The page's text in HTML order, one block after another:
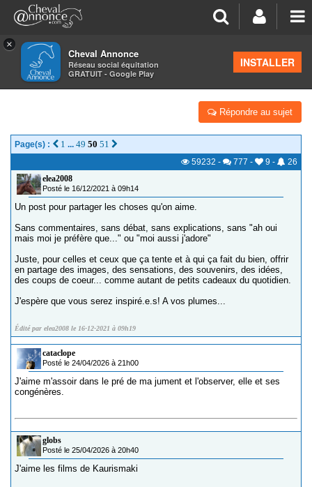
×
Cheval Annonce
Réseau social équitation
GRATUIT - Google Play
INSTALLER
>Salon de thé
J'AIME...
Répondre au sujet
Page(s) : 1 ... 49 50 51
59232 - 777 - 9 -
26
elea2008
Posté le 16/12/2021 à 09h14
Un post pour partager les choses qu'on aime.
Sans commentaires, sans débat, sans explications, sans "ah oui
mais moi je préfère que..." ou "moi aussi j'adore"
Juste, pour celles et ceux que ça tente et à qui ça fait du bien, offrir
en partage des images, des sensations, des souvenirs, des idées,
des coups de coeur... comme autant de petits cadeaux du quotidien.
J'espère que vous serez inspiré.e.s! A vos plumes...
Édité par elea2008 le 16-12-2021 à 09h19
cataclope
Posté le 24/04/2026 à 21h00
J'aime m'assoir dans le pré de ma jument et l'observer, elle et ses
congénères.
globs
Posté le 25/04/2026 à 20h40
J'aime les films de Kaurismaki